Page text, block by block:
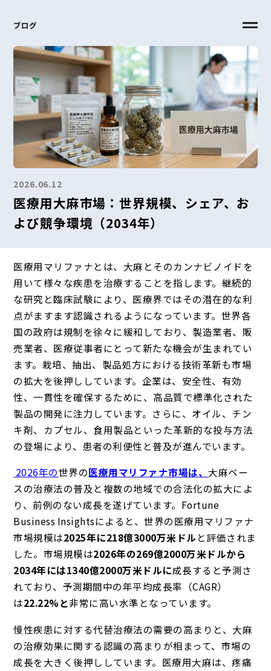
ブログ
2026.06.12
医療用大麻市場：世界規模、シェア、お
よび競争環境（2034年）
医療用マリファナとは、大麻とそのカンナビノイドを
用いて様々な疾患を治療することを指します。継続的
な研究と臨床試験により、医療界ではその潜在的な利
点がますます認識されるようになっています。世界各
国の政府は規制を徐々に緩和しており、製造業者、販
売業者、医療従事者にとって新たな機会が生まれてい
ます。栽培、抽出、製品処方における技術革新も市場
の拡大を後押ししています。企業は、安全性、有効
性、一貫性を確保するために、高品質で標準化された
製品の開発に注力しています。さらに、オイル、チン
キ剤、カプセル、食用製品といった革新的な投与方法
の登場により、患者の利便性と普及が進んでいます。
2026年の世界の医療用マリファナ市場は、 大麻ベー
スの治療法の普及と複数の地域での合法化の拡大によ
り、前例のない成長を遂げています。Fortune
Business Insightsによると、世界の医療用マリファナ
市場規模は2025年に218億3000万米ドル と評価されま
した。市場規模は2026年の269億2000万米ドルから
2034年には1340億2000万米ドルに成長すると予測さ
れており、予測期間中の年平均成長率（CAGR）
は22.22%と非常に高い水準となっています。
慢性疾患に対する代替治療法の需要の高まりと、大麻
の治療効果に関する認識の高まりが相まって、市場の
成長を大きく後押ししています。医療用大麻は、疼痛